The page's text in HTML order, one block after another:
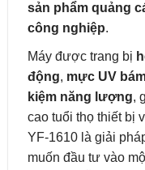
sản phẩm quảng
công nghiệp.
Máy được trang bị
động, mực UV
kiệm năng lượng,
cao tuổi thọ thiết bị
YF-1610 là giải
muốn đầu tư vào